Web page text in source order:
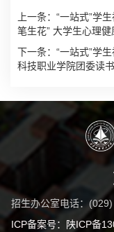
上一条： “一站式”学
笔生花” 大学生心理
下一条： “一站式”学
科技职业学院团委读
招生办公室电话：
ICP备案号：陕ICP备